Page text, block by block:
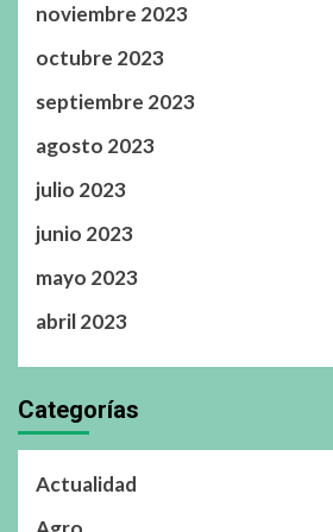
noviembre 2023
octubre 2023
septiembre 2023
agosto 2023
julio 2023
junio 2023
mayo 2023
abril 2023
Categorías
Actualidad